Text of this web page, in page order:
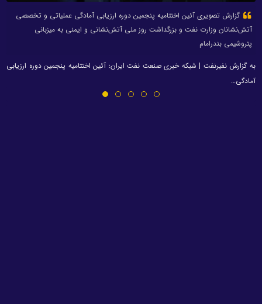
گزارش تصویری آئین اختتامیه پنجمین دوره ارزیابی آمادگی عملیاتی و تخصصی
آتش‌نشانان وزارت نفت و بزرگداشت روز ملی آتش‌نشانی و ایمنی به میزبانی
پتروشیمی بندرامام
به گزارش نفیرنفت | شبکه خبری صنعت نفت ایران؛ آئین اختتامیه پنجمین دوره ارزیابی
آمادگی…